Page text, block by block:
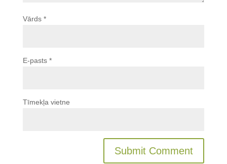
Vārds *
E-pasts *
Tīmekļa vietne